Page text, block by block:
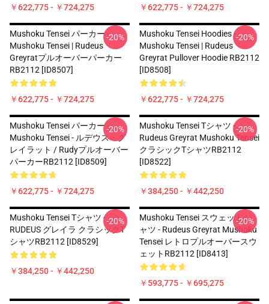
￥622,775 - ￥724,275 ￥622,775 - ￥724,275
Mushoku Tensei パーカー -
Mushoku Tensei | Rudeus
Greyratプルオーバーパーカー
RB2112 [ID8507]
￥622,775 - ￥724,275
-20%
Mushoku Tensei Hoodies -
Mushoku Tensei | Rudeus
Greyrat Pullover Hoodie RB2112
[ID8508]
￥622,775 - ￥724,275
-20%
Mushoku Tensei パーカー -
Mushoku Tensei - ルデウス・グ
レイラット / Rudyプルオーバー
パーカーRB2112 [ID8509]
￥622,775 - ￥724,275
-20%
Mushoku Tensei Tシャツ -
Rudeus Greyrat Mushoku Tensei
クラシックTシャツRB2112
[ID8522]
￥384,250 - ￥442,250
-20%
Mushoku Tensei Tシャツ -
RUDEUS グレイラ クラシックT
シャツRB2112 [ID8529]
￥384,250 - ￥442,250
-20%
Mushoku Tensei スウェットシ
ャツ - Rudeus Greyrat Mushoku
Tensei レトロプルオーバースウ
ェットRB2112 [ID8413]
￥593,775 - ￥695,275
-20%